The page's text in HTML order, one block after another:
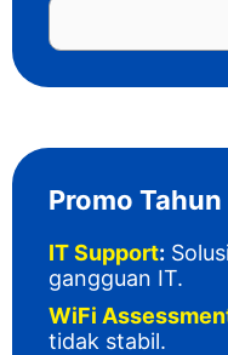
Promo Tahun
IT Support:
gangguan IT.
WiFi
tidak stabil.